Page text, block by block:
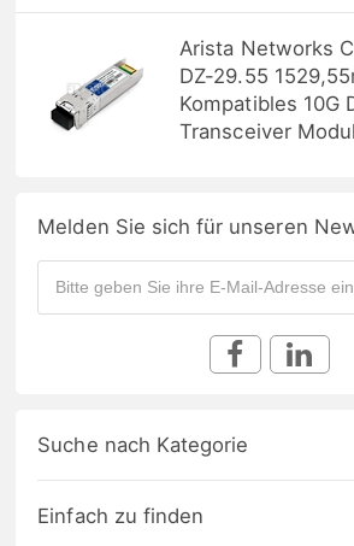
Arista Networks
DZ-29.55
Kompatibles 10G
Transceiver
Melden Sie sich für unseren
Suche nach Kategorie
Einfach zu finden